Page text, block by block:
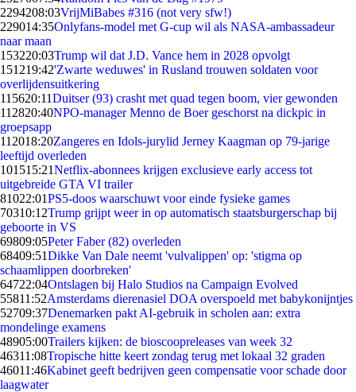
2294208:03VrijMiBabes #316 (not very sfw!)
229014:35Onlyfans-model met G-cup wil als NASA-ambassadeur
naar maan
153220:03Trump wil dat J.D. Vance hem in 2028 opvolgt
151219:42'Zwarte weduwes' in Rusland trouwen soldaten voor
overlijdensuitkering
115620:11Duitser (93) crasht met quad tegen boom, vier gewonden
112820:40NPO-manager Menno de Boer geschorst na dickpic in
groepsapp
112018:20Zangeres en Idols-jurylid Jerney Kaagman op 79-jarige
leeftijd overleden
101515:21Netflix-abonnees krijgen exclusieve early access tot
uitgebreide GTA VI trailer
81022:01PS5-doos waarschuwt voor einde fysieke games
70310:12Trump grijpt weer in op automatisch staatsburgerschap bij
geboorte in VS
69809:05Peter Faber (82) overleden
68409:51Dikke Van Dale neemt 'vulvalippen' op: 'stigma op
schaamlippen doorbreken'
64722:04Ontslagen bij Halo Studios na Campaign Evolved
55811:52Amsterdams dierenasiel DOA overspoeld met babykonijntjes
52709:37Denemarken pakt AI-gebruik in scholen aan: extra
mondelinge examens
48905:00Trailers kijken: de bioscoopreleases van week 32
46311:08Tropische hitte keert zondag terug met lokaal 32 graden
46011:46Kabinet geeft bedrijven geen compensatie voor schade door
laagwater